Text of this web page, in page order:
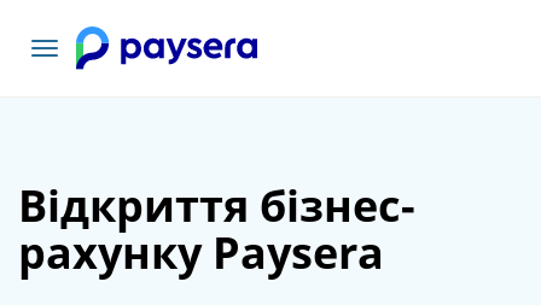
Переключити
навігацію
Відкриття бізнес-
рахунку Paysera